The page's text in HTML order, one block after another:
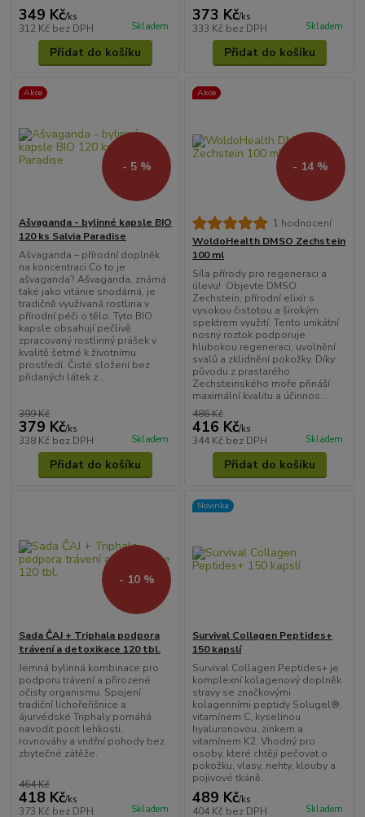
349 Kč/ks
312 Kč bez DPH Skladem
Přidat do košíku
373 Kč/ks
333 Kč bez DPH Skladem
Přidat do košíku
Akce
- 5 %
Ašvaganda - bylinné kapsle BIO
120 ks Salvia Paradise
Ašvaganda – přírodní doplněk
na koncentraci Co to je
ašvaganda? Ašvaganda, známá
také jako vitánie snodárná, je
tradičně využívaná rostlina v
přírodní péči o tělo. Tyto BIO
kapsle obsahují pečlivě
zpracovaný rostlinný prášek v
kvalitě šetrné k životnímu
prostředí. Čisté složení bez
přidaných látek z...
399 Kč
379 Kč/ks
338 Kč bez DPH Skladem
Přidat do košíku
Akce
- 14 %
1 hodnocení
WoldoHealth DMSO Zechstein
100 ml
Síla přírody pro regeneraci a
úlevu! Objevte DMSO
Zechstein, přírodní elixír s
vysokou čistotou a širokým
spektrem využití. Tento unikátní
nosný roztok podporuje
hlubokou regeneraci, uvolnění
svalů a zklidnění pokožky. Díky
původu z prastarého
Zechsteinského moře přináší
maximální kvalitu a účinnos...
486 Kč
416 Kč/ks
344 Kč bez DPH Skladem
Přidat do košíku
- 10 %
Sada ČAJ + Triphala podpora
trávení a detoxikace 120 tbl.
Jemná bylinná kombinace pro
podporu trávení a přirozené
očisty organismu. Spojení
tradiční lichořeřišnice a
ájurvédské Triphaly pomáhá
navodit pocit lehkosti,
rovnováhy a vnitřní pohody bez
zbytečné zátěže.
464 Kč
418 Kč/ks
373 Kč bez DPH Skladem
Novinka
Survival Collagen Peptides+
150 kapslí
Survival Collagen Peptides+ je
komplexní kolagenový doplněk
stravy se značkovými
kolagenními peptidy Solugel®,
vitamínem C, kyselinou
hyaluronovou, zinkem a
vitamínem K2. Vhodný pro
osoby, které chtějí pečovat o
pokožku, vlasy, nehty, klouby a
pojivové tkáně.
489 Kč/ks
404 Kč bez DPH Skladem